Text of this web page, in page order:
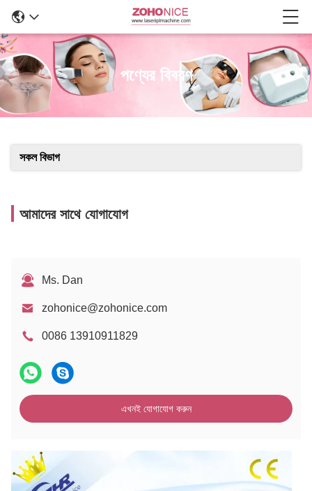
পণ্যের বিবরণ
সকল বিভাগ
আমাদের সাথে যোগাযোগ
Ms. Dan
zohonice@zohonice.com
0086 13910911829
এখনই যোগাযোগ করুন